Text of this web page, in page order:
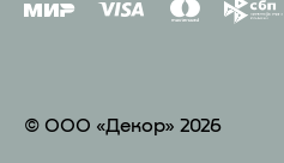
© ООО «Декор» 2026